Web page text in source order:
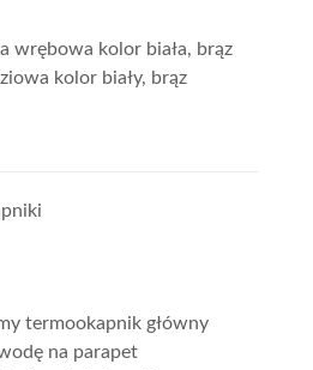
wrębowa kolor biała, brąz
kolor biały, brąz
termookapnik główny
na parapet